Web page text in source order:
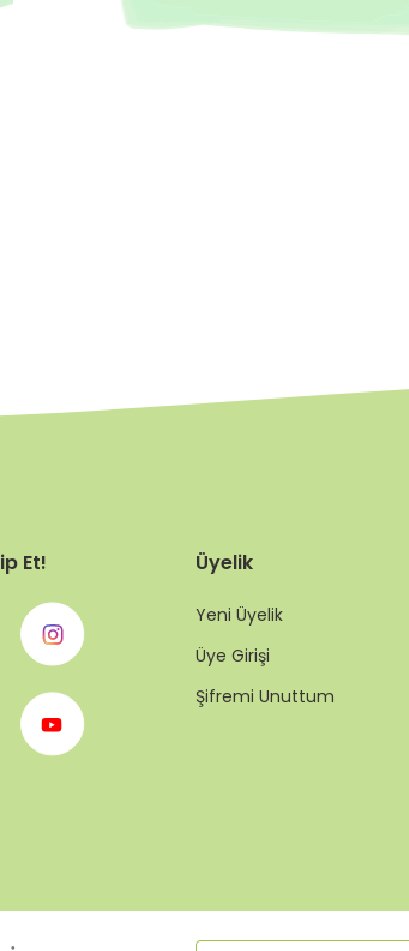
Et! Üyelik
Yeni Üyelik
Üye Girişi
Şifremi Unuttum